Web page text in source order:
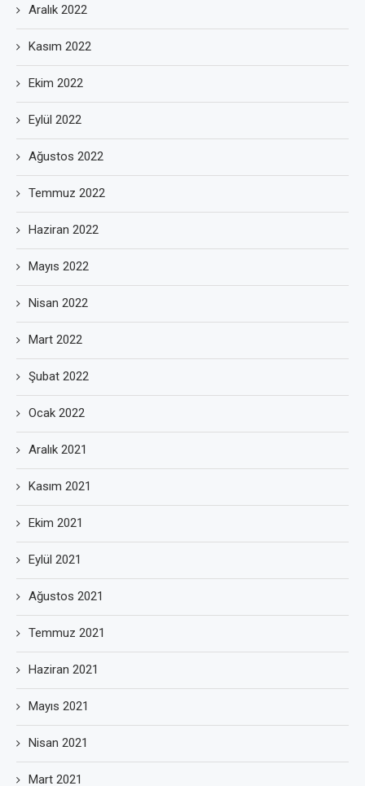
Aralık 2022
Kasım 2022
Ekim 2022
Eylül 2022
Ağustos 2022
Temmuz 2022
Haziran 2022
Mayıs 2022
Nisan 2022
Mart 2022
Şubat 2022
Ocak 2022
Aralık 2021
Kasım 2021
Ekim 2021
Eylül 2021
Ağustos 2021
Temmuz 2021
Haziran 2021
Mayıs 2021
Nisan 2021
Mart 2021